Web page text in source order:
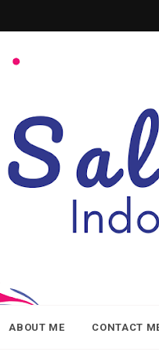
ABOUT ME CONTACT